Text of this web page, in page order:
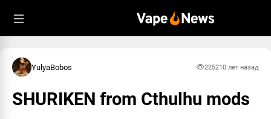
YulyaBobos 225210 лет назад
SHURIKEN from Cthulhu mods